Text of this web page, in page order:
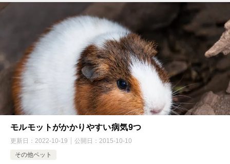
モルモットがかかりやすい病気9つ
更新日： 2022-10-19 公開日： 2015-10-10
その他ペット